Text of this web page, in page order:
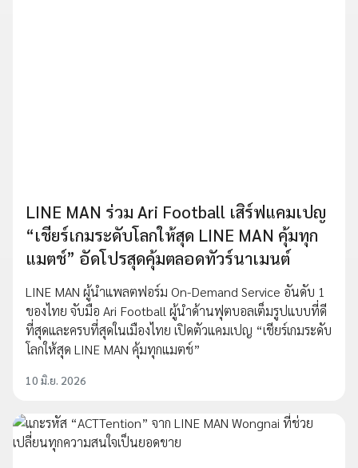
LINE MAN ร่วม Ari Football เสิร์ฟแคมเปญ
“เชียร์เกมระดับโลกให้สุด LINE MAN คุ้มทุก
แมตช์” อัดโปรสุดคุ้มตลอดทัวร์นาเมนต์
LINE MAN ผู้นำแพลตฟอร์ม On-Demand Service อันดับ 1
ของไทย จับมือ Ari Football ผู้นำด้านฟุตบอลเต็มรูปแบบที่ดี
ที่สุดและครบที่สุดในเมืองไทย เปิดตัวแคมเปญ “เชียร์เกมระดับ
โลกให้สุด LINE MAN คุ้มทุกแมตช์”
10 มิ.ย. 2026